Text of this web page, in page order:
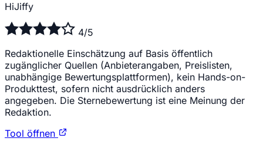
HiJiffy
4/5
Redaktionelle Einschätzung auf Basis öffentlich
zugänglicher Quellen (Anbieterangaben, Preislisten,
unabhängige Bewertungsplattformen), kein Hands-on-
Produkttest, sofern nicht ausdrücklich anders
angegeben. Die Sternebewertung ist eine Meinung der
Redaktion.
Tool öffnen